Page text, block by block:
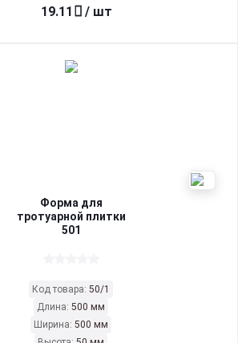
19.11 / шт
Форма для
тротуарной плитки
501
Код товара: 50/1
Длина: 500 мм
Ширина: 500 мм